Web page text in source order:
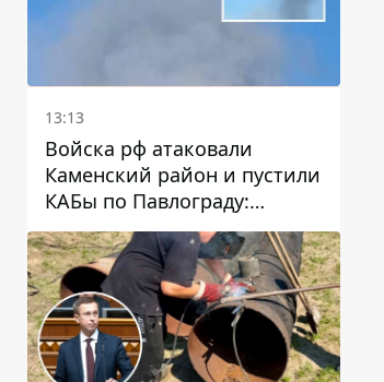
13:13
Войска рф атаковали
Каменский район и пустили
КАБы по Павлограду:
пострадал мужчина, в небо
поднимается столб дыма